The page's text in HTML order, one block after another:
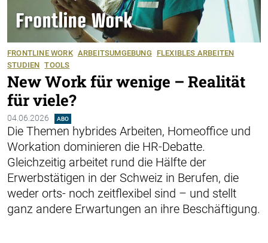
FRONTLINE WORK ARBEITSUMGEBUNG
FLEXIBLES ARBEITEN
STUDIEN TOOLS
New Work für wenige – Realität
für viele?
04.06.2026 ABO
Die Themen hybrides Arbeiten, Homeoffice und
Workation dominieren die ­HR-Debatte.
Gleichzeitig arbeitet rund die Hälfte der
Erwerbstätigen in der Schweiz in Berufen, die
weder orts- noch zeitflexibel sind – und stellt
ganz ­andere Erwartungen an ihre Beschäftigung.